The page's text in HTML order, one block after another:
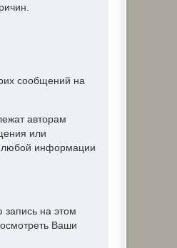
сообщений на
авторам
или
любой информации
на этом
Ваши